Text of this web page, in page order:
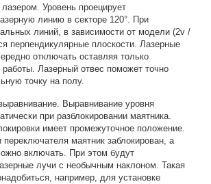
Уровень проецирует
линию в секторе 120°. При
линий, в зависимости от модели (2v /
перпендикулярные плоскости. Лазерные
отключать оставляя только
Лазерный отвес поможет точно
точку на полу.
Выравнивание уровня
при разблокировании маятника.
имеет промежуточное положение.
маятник заблокирован, а
включать. При этом будут
лучи с необычным наклоном. Такая
например, для установке